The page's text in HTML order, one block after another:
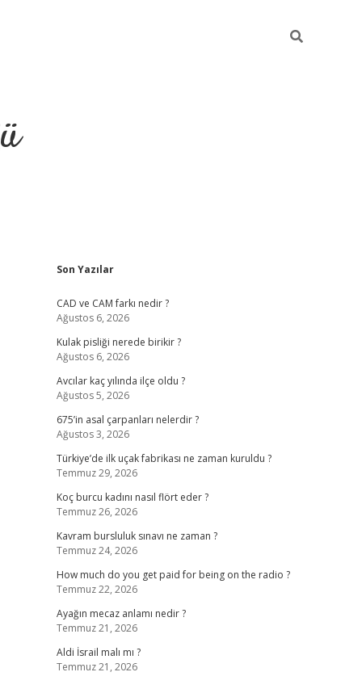
Sidebar
Son Yazılar
CAD ve CAM farkı nedir ?
Ağustos 6, 2026
Kulak pisliği nerede birikir ?
Ağustos 6, 2026
Avcılar kaç yılında ilçe oldu ?
Ağustos 5, 2026
675’in asal çarpanları nelerdir ?
Ağustos 3, 2026
Türkiye’de ilk uçak fabrikası ne zaman kuruldu ?
Temmuz 29, 2026
Koç burcu kadını nasıl flört eder ?
Temmuz 26, 2026
Kavram bursluluk sınavı ne zaman ?
Temmuz 24, 2026
How much do you get paid for being on the radio ?
Temmuz 22, 2026
Ayağın mecaz anlamı nedir ?
Temmuz 21, 2026
Aldi İsrail malı mı ?
Temmuz 21, 2026